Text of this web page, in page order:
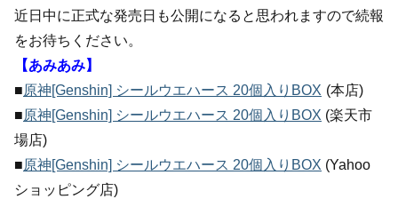
近日中に正式な発売日も公開になると思われますので続報
をお待ちください。
【あみあみ】
■原神[Genshin] シールウエハース 20個入りBOX (本店)
■原神[Genshin] シールウエハース 20個入りBOX (楽天市
場店)
■原神[Genshin] シールウエハース 20個入りBOX (Yahoo
ショッピング店)